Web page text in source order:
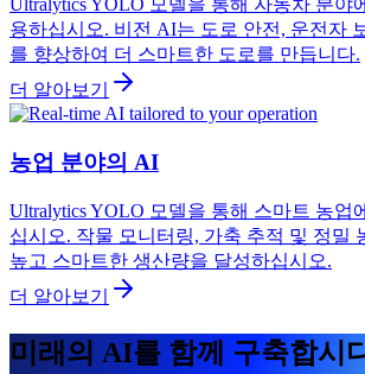
Ultralytics YOLO 모델을 통해 자동차 분야
용하십시오. 비전 AI는 도로 안전, 운전자
를 향상하여 더 스마트한 도로를 만듭니다.
더 알아보기
농업 분야의 AI
Ultralytics YOLO 모델을 통해 스마트 농업
십시오. 작물 모니터링, 가축 추적 및 정밀
높고 스마트한 생산량을 달성하십시오.
더 알아보기
미래의 AI를 함께 구축합시